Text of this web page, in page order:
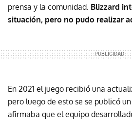
prensa y la comunidad. Blizzard
situación, pero no pudo realizar
En 2021 el juego recibió una
pero luego de esto se se publicó
afirmaba que el equipo